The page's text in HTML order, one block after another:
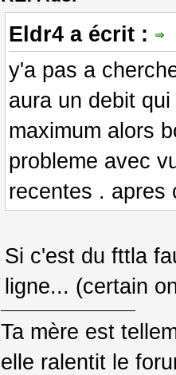
Eldr4 a écrit :
y'a pas a
aura un debit
maximum alors
probleme avec
recentes . apres
Si c'est du fttla
ligne... (certain
Ta mère est
elle ralentit le